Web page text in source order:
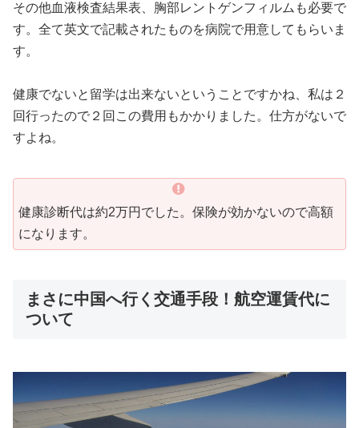
その他血液検査結果表、胸部レントゲンフィルムも必要で
す。全て英文で記載されたものを病院で用意してもらいま
す。
健康でないと留学は出来ないということですかね、私は２
回行ったので２回この費用もかかりました。仕方がないで
すよね。
健康診断代は約2万円でした。保険が効かないので高額
になります。
まさに中国へ行く交通手段！航空運賃代に
ついて